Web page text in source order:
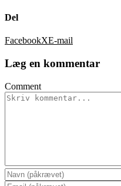
Del
FacebookXE-mail
Læg en kommentar
Comment